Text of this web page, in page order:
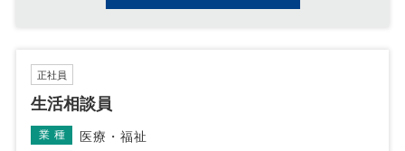
正社員
生活相談員
業種 医療・福祉